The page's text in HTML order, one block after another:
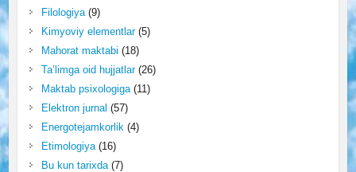
Filologiya(9)
Kimyoviy elementlar(5)
Mahorat maktabi (18)
Ta’limga oid hujjatlar(26)
Maktab psixologiga(11)
Elektron jurnal (57)
Energotejamkorlik (4)
Etimologiya(16)
Bu kun tarixda(7)